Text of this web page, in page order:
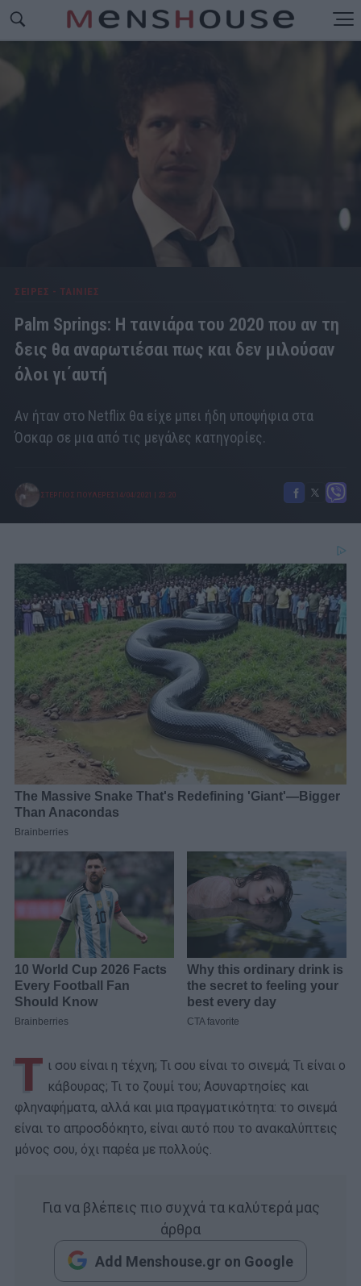
ΣΕΙΡΕΣ - ΤΑΙΝΙΕΣ
Palm Springs: Η ταινιάρα του 2020 που αν τη
δεις θα αναρωτιέσαι πως και δεν μιλούσαν
όλοι γι΄αυτή
Αν ήταν στο Netflix θα είχε μπει ήδη υποψήφια στα
Όσκαρ σε μια από τις μεγάλες κατηγορίες.
ΣΤΕΡΓΙΟΣ ΠΟΥΛΕΡΕΣ 14/04/2021 23:20
Τ ι σου είναι η τέχνη; Τι σου είναι το σινεμά; Τι είναι ο
κάβουρας; Τι το ζουμί του; Ασυναρτησίες και
φληναφήματα, αλλά και μια πραγματικότητα: το σινεμά
είναι το απροσδόκητο, είναι αυτό που το ανακαλύπτεις
μόνος σου, όχι παρέα με πολλούς.
Για να βλέπεις πιο συχνά τα καλύτερά μας
άρθρα
Add Menshouse.gr on Google